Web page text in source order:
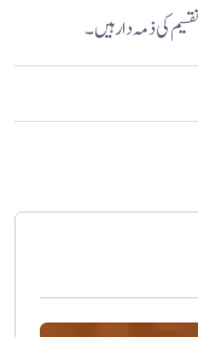
کی ذمہ دار ہیں۔